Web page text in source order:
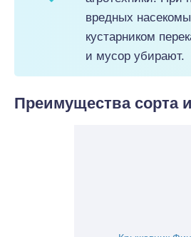
вредных
кустарником
и мусор убирают.
Преимущества сорта